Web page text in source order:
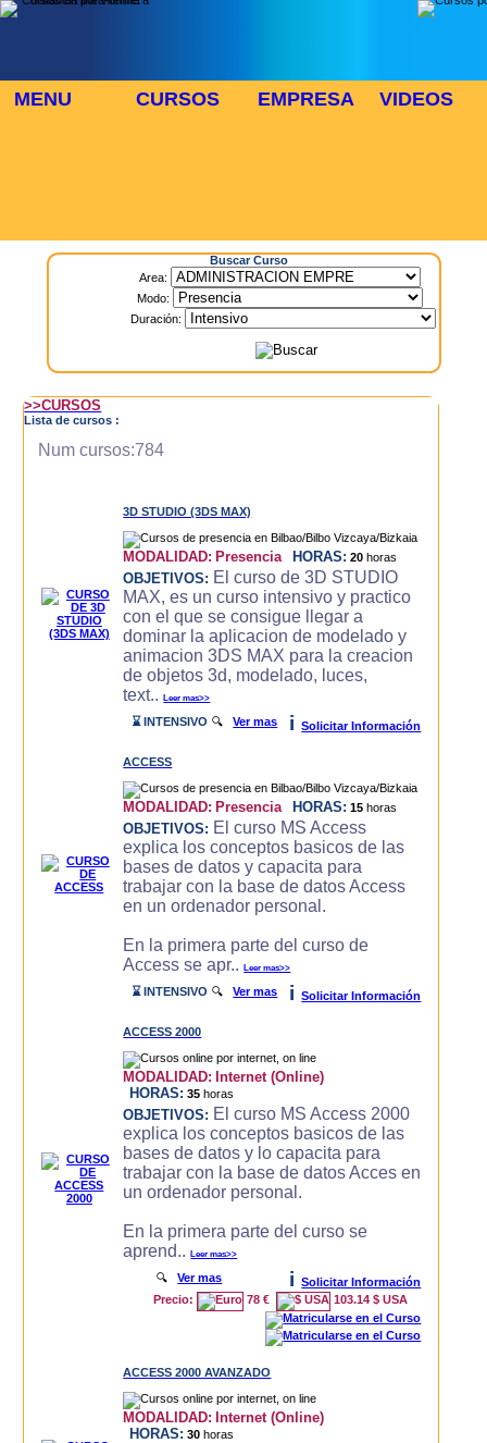
MENU CURSOS EMPRESA VIDEOS
Buscar Curso
Area:
Modo:
Duración:
>>CURSOS
Lista de cursos :
Num cursos:784
3D STUDIO (3DS MAX)
MODALIDAD: Presencia HORAS: 20 horas
OBJETIVOS: El curso de 3D STUDIO
MAX, es un curso intensivo y practico
con el que se consigue llegar a
dominar la aplicacion de modelado y
animacion 3DS MAX para la creacion
de objetos 3d, modelado, luces,
text..Leer mas>>
⌛ INTENSIVO 🔍Ver mas i Solicitar Información
ACCESS
MODALIDAD: Presencia HORAS: 15 horas
OBJETIVOS: El curso MS Access
explica los conceptos basicos de las
bases de datos y capacita para
trabajar con la base de datos Access
en un ordenador personal.
En la primera parte del curso de
Access se apr..Leer mas>>
⌛ INTENSIVO 🔍Ver mas i Solicitar Información
ACCESS 2000
MODALIDAD: Internet (Online)
HORAS: 35 horas
OBJETIVOS: El curso MS Access 2000
explica los conceptos basicos de las
bases de datos y lo capacita para
trabajar con la base de datos Acces en
un ordenador personal.
En la primera parte del curso se
aprend..Leer mas>>
🔍Ver mas i
Solicitar Información
Precio:
78 € 103.14 $ USA
ACCESS 2000 AVANZADO
MODALIDAD: Internet (Online)
HORAS: 30 horas